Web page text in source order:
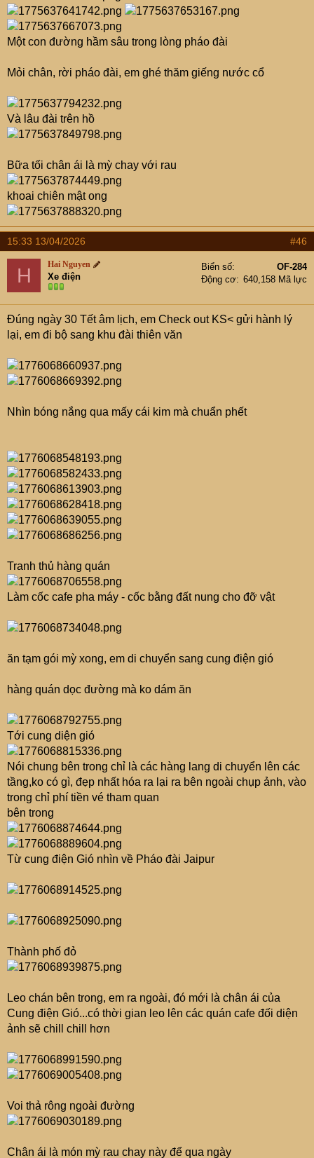
Một con đường hầm sâu trong lòng pháo đài
Mỏi chân, rời pháo đài, em ghé thăm giếng nước cổ
Và lâu đài trên hồ
Bữa tối chân ái là mỳ chay với rau
khoai chiên mật ong
15:33 13/04/2026 #46
H Hai Nguyen
Xe điện
Biển số
OF-284
Động cơ
640,158 Mã lực
Đúng ngày 30 Tết âm lịch, em Check out KS< gửi hành lý
lại, em đi bộ sang khu đài thiên văn
Nhìn bóng nắng qua mấy cái kim mà chuẩn phết
Tranh thủ hàng quán
Làm cốc cafe pha máy - cốc bằng đất nung cho đỡ vật
ăn tạm gói mỳ xong, em di chuyển sang cung điện gió
hàng quán dọc đường mà ko dám ăn
Tới cung diện gió
Nói chung bên trong chỉ là các hàng lang di chuyển lên các
tầng,ko có gì, đẹp nhất hóa ra lại ra bên ngoài chụp ảnh, vào
trong chỉ phí tiền vé tham quan
bên trong
Từ cung điện Gió nhìn về Pháo đài Jaipur
Thành phố đỏ
Leo chán bên trong, em ra ngoài, đó mới là chân ái của
Cung điện Gió...có thời gian leo lên các quán cafe đối diện
ảnh sẽ chill chill hơn
Voi thả rông ngoài đường
Chân ái là món mỳ rau chay này để qua ngày